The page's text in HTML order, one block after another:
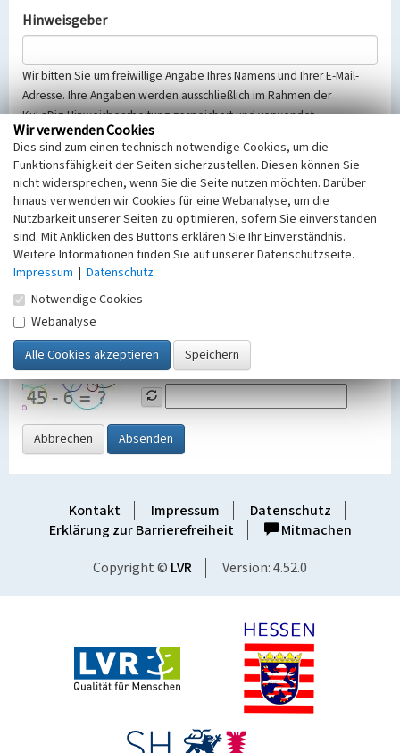
Hinweisgeber
Wir bitten Sie um freiwillige Angabe Ihres Namens und Ihrer E-Mail-
Adresse. Ihre Angaben werden ausschließlich im Rahmen der
KuLaDig-Hinweisbearbeitung gespeichert und verwendet.
Selbstverständlich werden diese entsprechend der Vorschriften des
Telemediengesetzes, des Datenschutzgesetzes NRW und der seit
dem 25.05.2018 gültigen Europäischen Datenschutzgrundverordnung
(EU-DSGVO) vertraulich behandelt, beachten Sie bitte unsere
Hinweise zumDatenschutz
Nachricht
SicherheitsabfrageTragen Sie unten das Rechenergebnis aus der
Grafik ein
Abbrechen Absenden
Kontakt Impressum
Datenschutz
Erklärung zur Barrierefreiheit
Mitmachen
Copyright © LVR Version: 4.52.0
Wir verwenden Cookies
Dies sind zum einen technisch notwendige Cookies, um die
Funktionsfähigkeit der Seiten sicherzustellen. Diesen können Sie
nicht widersprechen, wenn Sie die Seite nutzen möchten. Darüber
hinaus verwenden wir Cookies für eine Webanalyse, um die
Nutzbarkeit unserer Seiten zu optimieren, sofern Sie einverstanden
sind. Mit Anklicken des Buttons erklären Sie Ihr Einverständnis.
Weitere Informationen finden Sie auf unserer Datenschutzseite.
Impressum | Datenschutz
Notwendige Cookies
Webanalyse